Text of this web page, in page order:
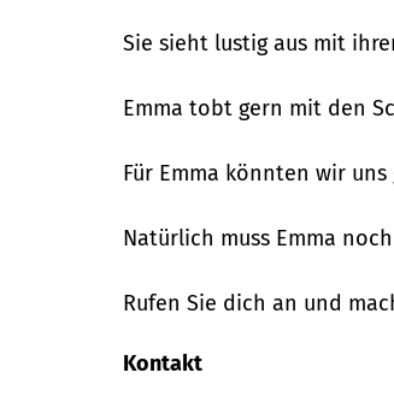
Sie sieht lustig aus mit
Emma tobt gern mit den
Für Emma könnten wir
Natürlich muss Emma
Rufen Sie dich an und
Kontakt